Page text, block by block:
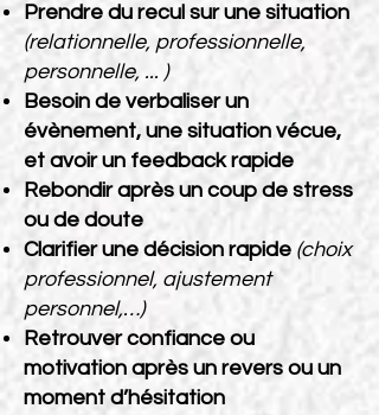
Prendre du recul sur une situation
(relationnelle, professionnelle,
personnelle, ... )
Besoin de verbaliser un
évènement, une situation vécue,
et avoir un feedback rapide
Rebondir après un coup de stress
ou de doute
Clarifier une décision rapide (choix
professionnel, ajustement
personnel,…)
Retrouver confiance ou
motivation après un revers ou un
moment d’hésitation